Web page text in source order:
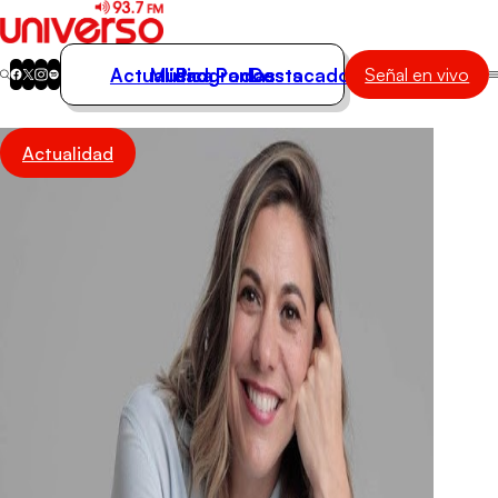
Actualidad
Música
Actualidad
Música
Programas
Podcasts
Destacados Señal en vivo
Actualidad